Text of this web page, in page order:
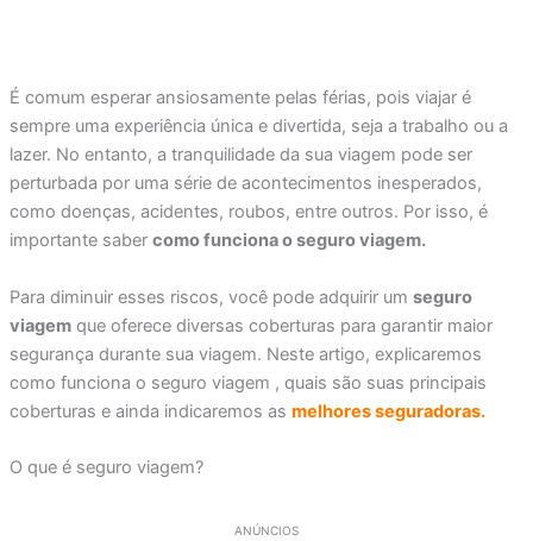
É comum esperar ansiosamente pelas férias, pois viajar é
sempre uma experiência única e divertida, seja a trabalho ou a
lazer. No entanto, a tranquilidade da sua viagem pode ser
perturbada por uma série de acontecimentos inesperados,
como doenças, acidentes, roubos, entre outros. Por isso, é
importante saber como funciona o seguro viagem.
Para diminuir esses riscos, você pode adquirir um seguro
viagemque oferece diversas coberturas para garantir maior
segurança durante sua viagem. Neste artigo, explicaremos
como funciona o seguro viagem , quais são suas principais
coberturas e ainda indicaremos as melhores seguradoras.
O que é seguro viagem?
ANÚNCIOS